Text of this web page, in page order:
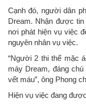
Cạnh đó, người dân
Dream. Nhận được
nơi phát hiện vụ việc
nguyên nhân vụ việc.
“Người 2 thi thể mặc
máy Dream, đáng
vết máu”, ông Phong
Hiện vụ việc đang